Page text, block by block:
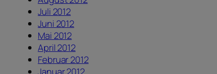
Juli 2012
Juni 2012
Mai 2012
April 2012
Februar 2012
Januar 2012